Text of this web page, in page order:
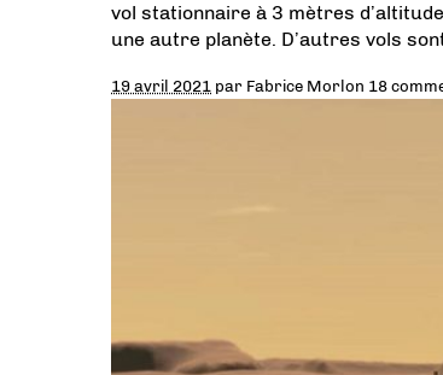
vol stationnaire à 3 mètres
une autre planète. D’autres vols
19 avril 2021 par Fabrice Morlon 18